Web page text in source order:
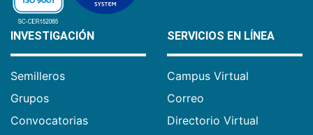
INVESTIGACIÓN
Semilleros
Grupos
Convocatorias
SERVICIOS EN LÍNEA
Campus Virtual
Correo
Directorio Virtual